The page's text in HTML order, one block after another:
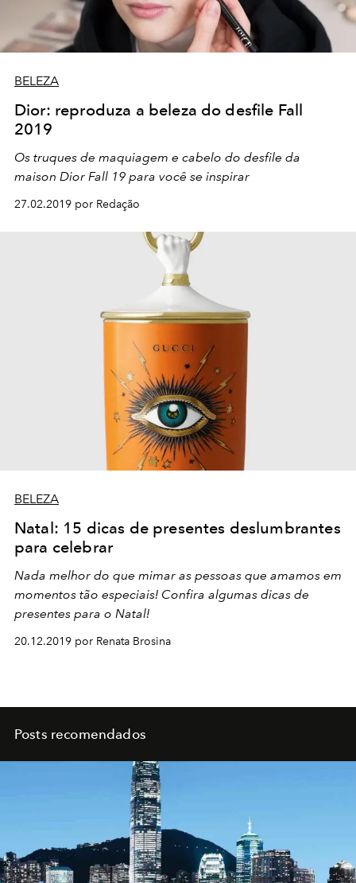
BELEZA
Dior: reproduza a beleza do desfile Fall
2019
Os truques de maquiagem e cabelo do desfile da
maison Dior Fall 19 para você se inspirar
27.02.2019 por Redação
BELEZA
Natal: 15 dicas de presentes deslumbrantes
para celebrar
Nada melhor do que mimar as pessoas que amamos em
momentos tão especiais! Confira algumas dicas de
presentes para o Natal!
20.12.2019 por Renata Brosina
Posts recomendados